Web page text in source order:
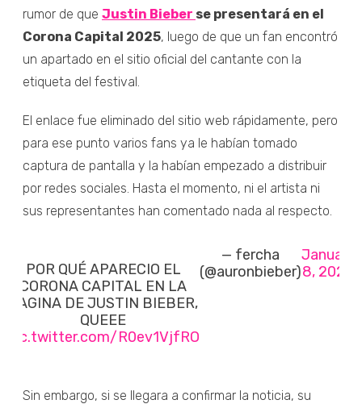
rumor de que Justin Bieber se presentará en el
Corona Capital 2025, luego de que un fan encontró
un apartado en el sitio oficial del cantante con la
etiqueta del festival.
El enlace fue eliminado del sitio web rápidamente, pero
para ese punto varios fans ya le habían tomado
captura de pantalla y la habían empezado a distribuir
por redes sociales. Hasta el momento, ni el artista ni
sus representantes han comentado nada al respecto.
POR QUÉ APARECIO EL
CORONA CAPITAL EN LA
PAGINA DE JUSTIN BIEBER,
QUEEE
pic.twitter.com/R0ev1VjfRO
— fercha
(@auronbieber)
January
8, 2025
Sin embargo, si se llegara a confirmar la noticia, su